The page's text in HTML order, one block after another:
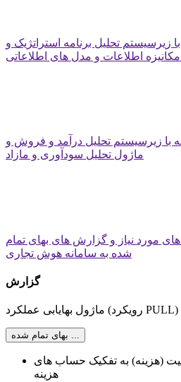
با زیرسیستم تحلیل برنامه استراتژیک و
مکانیزه اطلاعات و مدل های اطلاعاتی
با زیرسیستم تحلیل درآمد و فروش و
ماژول تحلیل سودآوری و مازاد
های مورد نیاز و گزارش های بهای تمام
شده به سامانه هوش تجاری
گزارش
ماژول بهایابی عملکرد (رویکرد PULL)
بهای تمام شده ...
(هزینه) به تفکیک حساب های
هزینه